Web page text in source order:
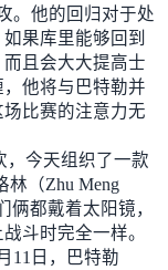
。他的回归对于处
果库里能够回到
且会大大提高士
他将与巴特勒并
比赛的注意力无
，今天组织了一款
林（Zhu Meng
俩都戴着太阳镜，
斗时完全一样。
11日，巴特勒